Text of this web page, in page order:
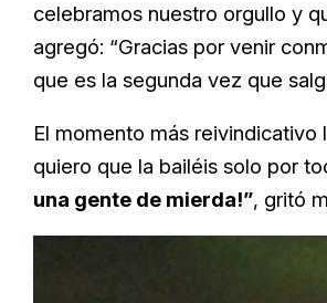
celebramos nuestro orgullo y
agregó: “Gracias por venir
que es la segunda vez que
El momento más reivindicativo
quiero que la bailéis solo por
una gente de mierda!”, gritó